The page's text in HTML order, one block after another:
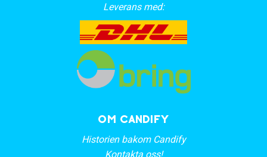
Leverans med:
OM CANDIFY
Historien bakom Candify
Kontakta oss!